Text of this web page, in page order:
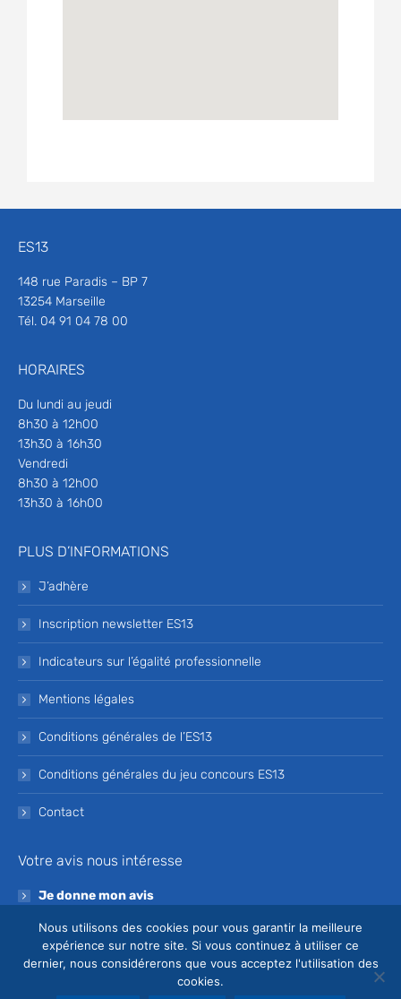
ES13
148 rue Paradis – BP 7
13254 Marseille
Tél. 04 91 04 78 00
HORAIRES
Du lundi au jeudi
8h30 à 12h00
13h30 à 16h30
Vendredi
8h30 à 12h00
13h30 à 16h00
PLUS D’INFORMATIONS
J’adhère
Inscription newsletter ES13
Indicateurs sur l’égalité professionnelle
Mentions légales
Conditions générales de l’ES13
Conditions générales du jeu concours ES13
Contact
Votre avis nous intéresse
Je donne mon avis
Devenez bénévole de l’ES13
Je souhaite devenir bénévole à l’ES13
Nous utilisons des cookies pour vous garantir la meilleure
expérience sur notre site. Si vous continuez à utiliser ce
dernier, nous considérerons que vous acceptez l'utilisation des
cookies.